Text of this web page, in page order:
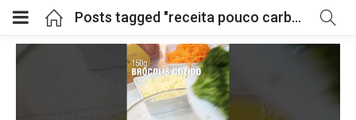
Posts tagged "receita pouco carboidrato"